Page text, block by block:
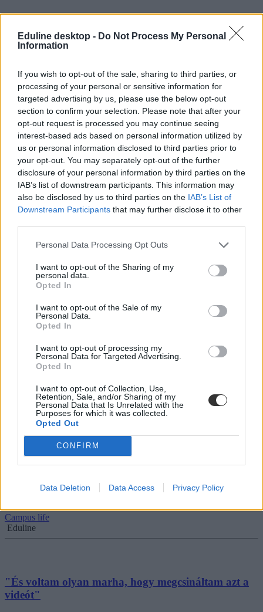
Eduline desktop - Do Not Process My Personal
Information
If you wish to opt-out of the sale, sharing to third parties, or
processing of your personal or sensitive information for
targeted advertising by us, please use the below opt-out
section to confirm your selection. Please note that after your
opt-out request is processed you may continue seeing
interest-based ads based on personal information utilized by
us or personal information disclosed to third parties prior to
your opt-out. You may separately opt-out of the further
disclosure of your personal information by third parties on the
IAB’s list of downstream participants. This information may
also be disclosed by us to third parties on the IAB’s List of
Downstream Participants that may further disclose it to other
Personal Data Processing Opt Outs
I want to opt-out of the Sharing of my
personal data.
Opted In
I want to opt-out of the Sale of my
Personal Data.
Opted In
I want to opt-out of processing my
Personal Data for Targeted Advertising.
Opted In
I want to opt-out of Collection, Use,
Retention, Sale, and/or Sharing of my
Personal Data that Is Unrelated with the
Purposes for which it was collected.
Opted Out
CONFIRM
Data Deletion Data Access Privacy Policy
Egy uszodába kerülhet a legendás vasalódeszka
szegedi vállalkozó nyerte. A deszkának pedig már az új helyes is
megvan.
Campus life
Eduline
Lezárult a licitálás: két nyertese lett a híres
vasalódeszkának
Kétezer forintról indult a licit Vezsenyi László makói tornatanár
híres vasalódeszkájáért. Az árverés a Facebookon, a Tappancs
Állatvédő Alapítvány oldalán zajlott. Tegnap délután a nagy karriert
több mint 400 ezer forintot hozott az állatmenhelynek.
Közoktatás
Kásler Miklós úgy gondolja, hogy a jó szándék
vezérelte a „vasalódeszkás makói tanárt”
A miniszter mai videójában válaszolt arra a kérdésre, hogy mit
Közoktatás
Licitálni lehet a hetekben elhíresült vasalódeszkára
Vezsenyi László, a „vasalódeszkás tanár” úgy döntött, hogy
Campus life
Eduline
"És voltam olyan marha, hogy megcsináltam azt a
videót"